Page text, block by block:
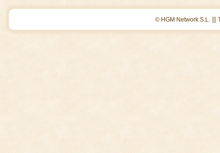
© HGM Network S.L. ||